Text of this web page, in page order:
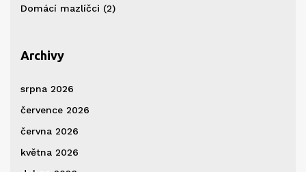
Domácí mazlíčci (2)
Archivy
srpna 2026
července 2026
června 2026
května 2026